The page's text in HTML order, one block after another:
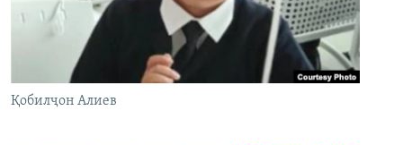
Қобилҷон Алиев